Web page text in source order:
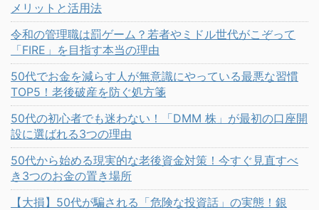
メリットと活用法
令和の管理職は罰ゲーム？若者やミドル世代がこぞって
「FIRE」を目指す本当の理由
50代でお金を減らす人が無意識にやっている最悪な習慣
TOP5！老後破産を防ぐ処方箋
50代の初心者でも迷わない！「DMM 株」が最初の口座開
設に選ばれる3つの理由
50代から始める現実的な老後資金対策！今すぐ見直すべ
き3つのお金の置き場所
【大損】50代が騙される「危険な投資話」の実態！銀